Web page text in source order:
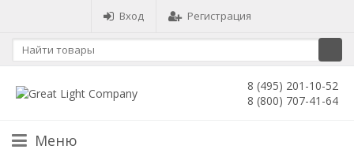
Вход Регистрация
8 (495) 201-10-52
8 (800) 707-41-64
Меню